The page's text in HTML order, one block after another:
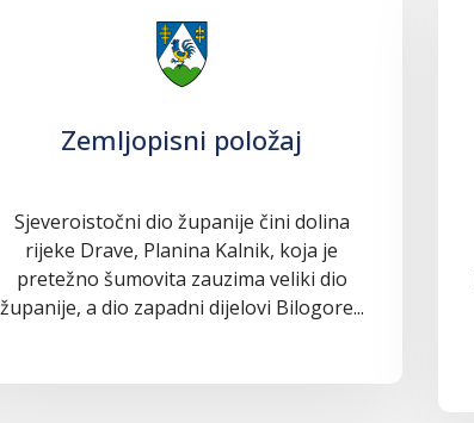
Zemljopisni položaj
Sjeveroistočni dio županije čini dolina
rijeke Drave, Planina Kalnik, koja je
pretežno šumovita zauzima veliki dio
županije, a dio zapadni dijelovi Bilogore...